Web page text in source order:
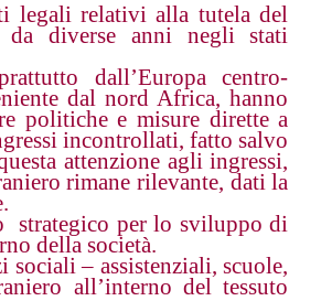
legali relativi alla tutela del
da diverse anni negli stati
dall’Europa centro-
dal nord Africa, hanno
politiche e misure dirette a
incontrollati, fatto salvo
attenzione agli ingressi,
rimane rilevante, dati la
strategico per lo sviluppo di
della società.
sociali – assistenziali, scuole,
all’interno del tessuto